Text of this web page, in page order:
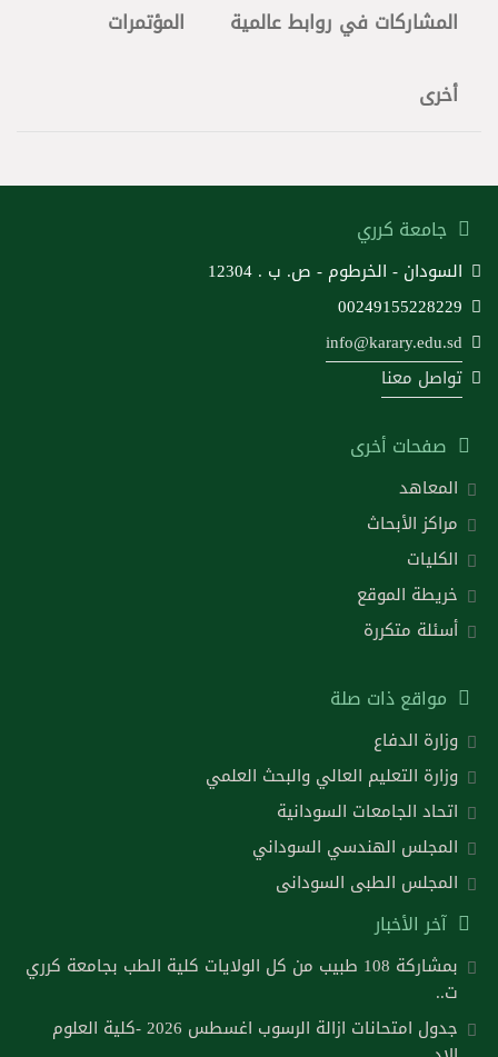
المشاركات في روابط عالمية المؤتمرات
أخرى
جامعة كرري
السودان - الخرطوم - ص. ب . 12304
00249155228229
info@karary.edu.sd
تواصل معنا
صفحات أخرى
المعاهد
مراكز الأبحاث
الكليات
خريطة الموقع
أسئلة متكررة
مواقع ذات صلة
وزارة الدفاع
وزارة التعليم العالي والبحث العلمي
اتحاد الجامعات السودانية
المجلس الهندسي السوداني
المجلس الطبى السودانى
آخر الأخبار
بمشاركة 108 طبيب من كل الولايات كلية الطب بجامعة كرري
ت..
جدول امتحانات ازالة الرسوب اغسطس 2026 -كلية العلوم